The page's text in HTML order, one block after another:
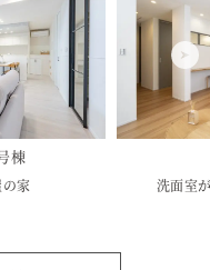
棟
家 洗面室